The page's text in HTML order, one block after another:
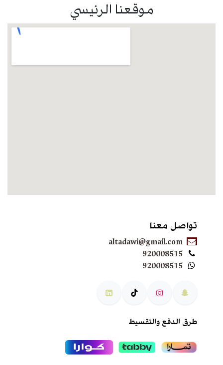
موقعنا الرئيسي
تواصل معنا
altadawi@gmail.com
920008515
920008515
طرق الدفع والتقسيط